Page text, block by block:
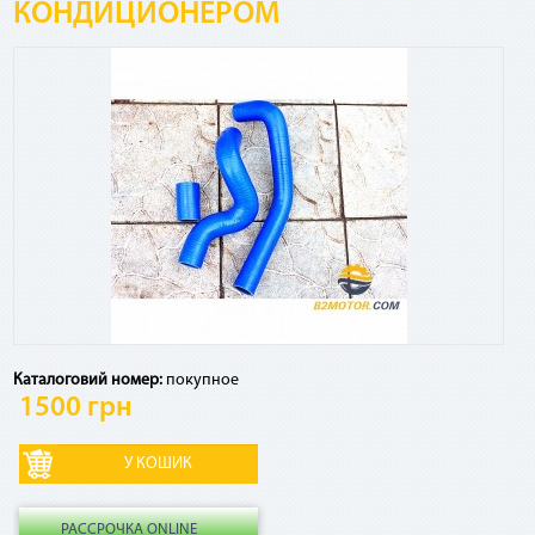
КОНДИЦИОНЕРОМ
Каталоговий номер: покупное
1500 грн
РАССРОЧКА ONLINE
Посмотреть график платежей по сервису и оставшуюся
Есть ли дополнительные комиссии, страховки и т.
Если ежемесячный платеж по сервису списывается в счет
кредитных средств, взимается комиссия 4% от суммы
платежа за использование кредитного лимита. Никаких
других комиссий и страховок по сервису нет.
Как рассчитывается комиссия по «Мгновенной
рассрочке» в случае досрочного погашения?
В случае досрочного погашения взимается 2,9% от общей
суммы договора.